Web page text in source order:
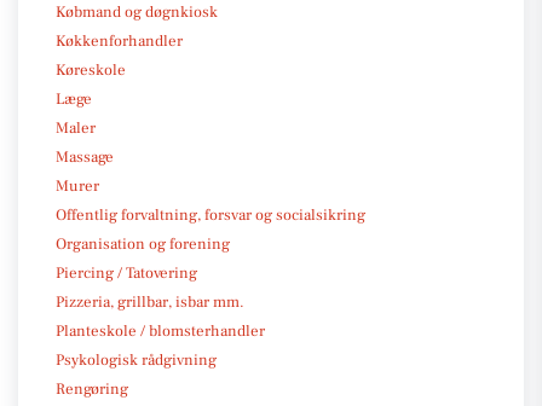
Købmand og døgnkiosk
Køkkenforhandler
Køreskole
Læge
Maler
Massage
Murer
Offentlig forvaltning, forsvar og socialsikring
Organisation og forening
Piercing / Tatovering
Pizzeria, grillbar, isbar mm.
Planteskole / blomsterhandler
Psykologisk rådgivning
Rengøring